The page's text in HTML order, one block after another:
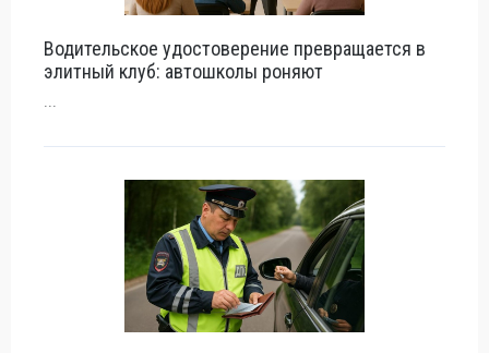
Водительское удостоверение превращается в
элитный клуб: автошколы роняют
...